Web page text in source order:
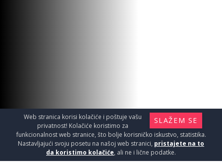
SLAŽEM SE
Web stranica korisi kolačiće i poštuje vašu
privatnost! Kolačiće koristimo za
funkcionalnost web stranice, što bolje korisničko iskustvo, statistika.
Nastavljajući svoju posetu na našoj web stranici, pristajete na to
da koristimo kolačiće, ali ne i lične podatke.